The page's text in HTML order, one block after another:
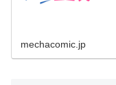
mechacomic.jp